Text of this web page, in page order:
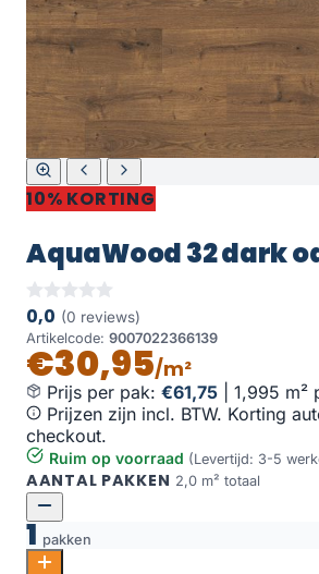
10% KORTING
AquaWood 32 dark
0,0 (0 reviews)
Artikelcode: 9007022366139
€30,95/m²
Prijs per pak: €61,75
1,995 m²
Prijzen zijn incl. BTW. Korting
checkout.
Ruim op voorraad (Levertijd: 3-5
AANTAL PAKKEN 2,0 m² totaal
1 pakken